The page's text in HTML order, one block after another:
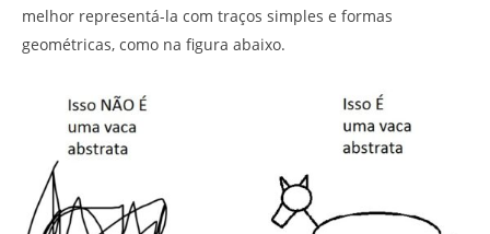
melhor representá-la com traços simples e formas
geométricas, como na figura abaixo.